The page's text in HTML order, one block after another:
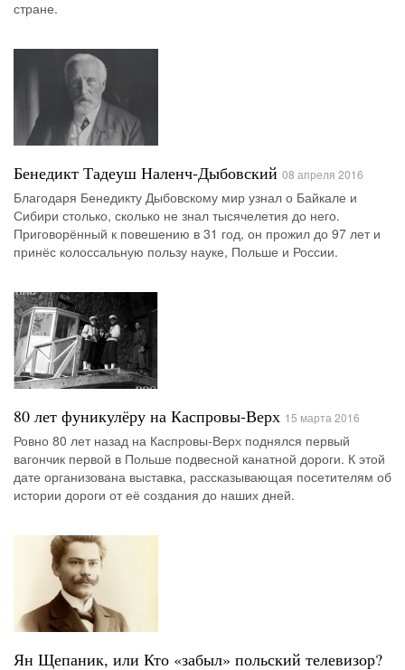
стране.
Бенедикт Тадеуш Наленч-Дыбовский 08 апреля 2016
Благодаря Бенедикту Дыбовскому мир узнал о Байкале и
Сибири столько, сколько не знал тысячелетия до него.
Приговорённый к повешению в 31 год, он прожил до 97 лет и
принёс колоссальную пользу науке, Польше и России.
80 лет фуникулёру на Каспровы-Верх 15 марта 2016
Ровно 80 лет назад на Каспровы-Верх поднялся первый
вагончик первой в Польше подвесной канатной дороги. К этой
дате организована выставка, рассказывающая посетителям об
истории дороги от её создания до наших дней.
Ян Щепаник, или Кто «забыл» польский телевизор?